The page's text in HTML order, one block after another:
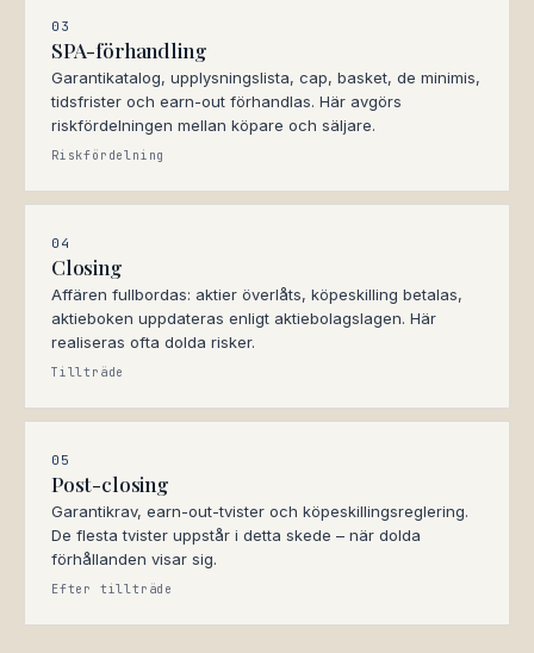
03
SPA-förhandling
Garantikatalog, upplysningslista, cap, basket, de minimis,
tidsfrister och earn-out förhandlas. Här avgörs
riskfördelningen mellan köpare och säljare.
Riskfördelning
04
Closing
Affären fullbordas: aktier överlåts, köpeskilling betalas,
aktieboken uppdateras enligt aktiebolagslagen. Här
realiseras ofta dolda risker.
Tillträde
05
Post-closing
Garantikrav, earn-out-tvister och köpeskillingsreglering.
De flesta tvister uppstår i detta skede – när dolda
förhållanden visar sig.
Efter tillträde